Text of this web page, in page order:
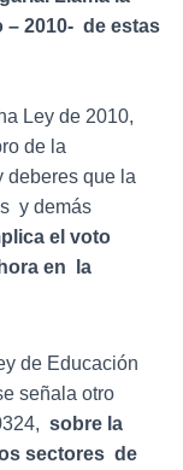
– 2010- de estas
Ley de 2010,
de la
que la
y demás
el voto
en la
de Educación
señala otro
sobre la
sectores de